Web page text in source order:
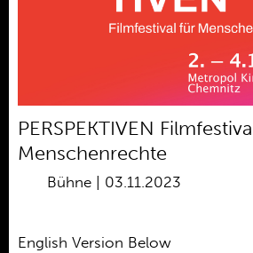
Projekte
Verein
Ehrenamt
PERSPEKTIVEN
Menschenrechte
Bühne 03.11.2023
English Version Below